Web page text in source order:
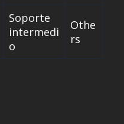
Soporte
intermedi
o
Othe
rs